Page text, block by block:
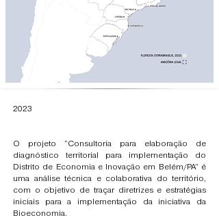
2023
O projeto “Consultoria para elaboração de
diagnóstico territorial para implementação do
Distrito de Economia e Inovação em Belém/PA” é
uma análise técnica e colaborativa do território,
com o objetivo de traçar diretrizes e estratégias
iniciais para a implementação da iniciativa da
Bioeconomia.